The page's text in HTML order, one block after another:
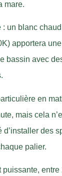
mare.
un blanc
apportera
bassin avec
en
mais cela
des
palier.